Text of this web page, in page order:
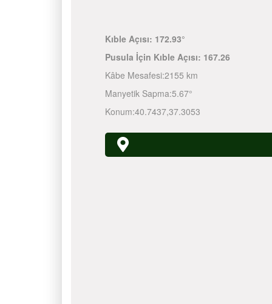
Kıble Açısı: 172.93°
Pusula İçin Kıble Açısı: 167.26
Kâbe Mesafesi:2155 km
Manyetik Sapma:5.67°
Konum:40.7437,37.3053